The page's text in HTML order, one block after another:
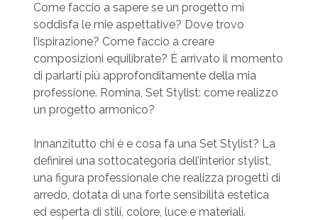
Come faccio a sapere se un progetto mi
soddisfa le mie aspettative? Dove trovo
l’ispirazione? Come faccio a creare
composizioni equilibrate? È arrivato il momento
di parlarti più approfonditamente della mia
professione. Romina, Set Stylist: come realizzo
un progetto armonico?
Innanzitutto chi è e cosa fa una Set Stylist? La
definirei una sottocategoria dell’interior stylist,
una figura professionale che realizza progetti di
arredo, dotata di una forte sensibilità estetica
ed esperta di stili, colore, luce e materiali.